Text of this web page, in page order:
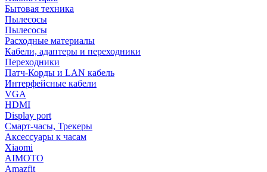
Бытовая техника
Пылесосы
Пылесосы
Расходные материалы
Кабели, адаптеры и переходники
Переходники
Патч-Корды и LAN кабель
Интерфейсные кабели
VGA
HDMI
Display port
Смарт-часы, Трекеры
Аксессуары к часам
Xiaomi
AIMOTO
Amazfit